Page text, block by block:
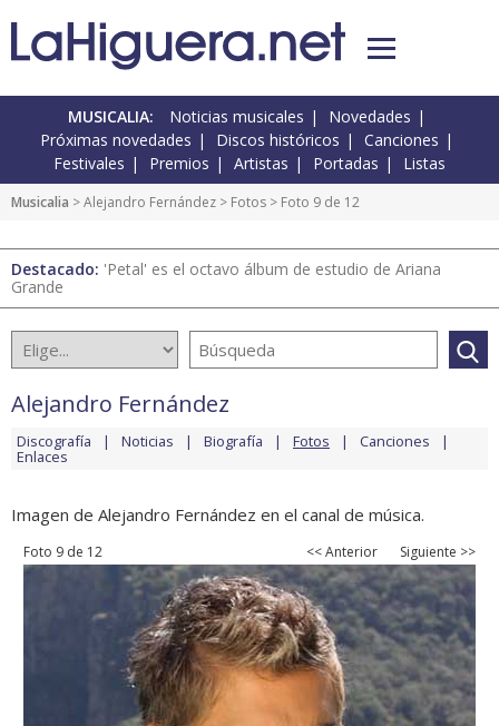
MUSICALIA: Noticias musicales
Novedades
Próximas novedades
Discos históricos
Canciones
Festivales
Premios Artistas Portadas Listas
Musicalia >Alejandro Fernández > Fotos > Foto 9 de 12
Destacado: 'Petal' es el octavo álbum de estudio de Ariana
Grande
Alejandro Fernández
Discografía Noticias Biografía Fotos Canciones
Enlaces
Imagen de Alejandro Fernández en el canal de música.
Foto 9 de 12 << Anterior Siguiente >>